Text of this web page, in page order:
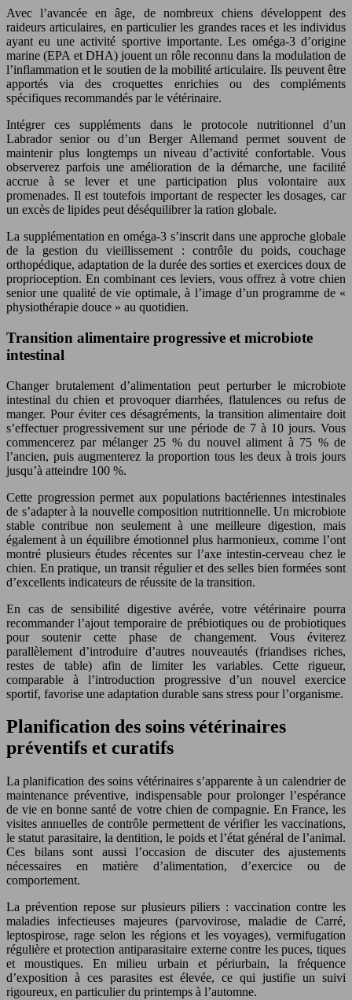
Avec l’avancée en âge, de nombreux chiens développent des
raideurs articulaires, en particulier les grandes races et les individus
ayant eu une activité sportive importante. Les oméga-3 d’origine
marine (EPA et DHA) jouent un rôle reconnu dans la modulation de
l’inflammation et le soutien de la mobilité articulaire. Ils peuvent être
apportés via des croquettes enrichies ou des compléments
spécifiques recommandés par le vétérinaire.
Intégrer ces suppléments dans le protocole nutritionnel d’un
Labrador senior ou d’un Berger Allemand permet souvent de
maintenir plus longtemps un niveau d’activité confortable. Vous
observerez parfois une amélioration de la démarche, une facilité
accrue à se lever et une participation plus volontaire aux
promenades. Il est toutefois important de respecter les dosages, car
un excès de lipides peut déséquilibrer la ration globale.
La supplémentation en oméga-3 s’inscrit dans une approche globale
de la gestion du vieillissement : contrôle du poids, couchage
orthopédique, adaptation de la durée des sorties et exercices doux de
proprioception. En combinant ces leviers, vous offrez à votre chien
senior une qualité de vie optimale, à l’image d’un programme de «
physiothérapie douce » au quotidien.
Transition alimentaire progressive et microbiote
intestinal
Changer brutalement d’alimentation peut perturber le microbiote
intestinal du chien et provoquer diarrhées, flatulences ou refus de
manger. Pour éviter ces désagréments, la transition alimentaire doit
s’effectuer progressivement sur une période de 7 à 10 jours. Vous
commencerez par mélanger 25 % du nouvel aliment à 75 % de
l’ancien, puis augmenterez la proportion tous les deux à trois jours
jusqu’à atteindre 100 %.
Cette progression permet aux populations bactériennes intestinales
de s’adapter à la nouvelle composition nutritionnelle. Un microbiote
stable contribue non seulement à une meilleure digestion, mais
également à un équilibre émotionnel plus harmonieux, comme l’ont
montré plusieurs études récentes sur l’axe intestin-cerveau chez le
chien. En pratique, un transit régulier et des selles bien formées sont
d’excellents indicateurs de réussite de la transition.
En cas de sensibilité digestive avérée, votre vétérinaire pourra
recommander l’ajout temporaire de prébiotiques ou de probiotiques
pour soutenir cette phase de changement. Vous éviterez
parallèlement d’introduire d’autres nouveautés (friandises riches,
restes de table) afin de limiter les variables. Cette rigueur,
comparable à l’introduction progressive d’un nouvel exercice
sportif, favorise une adaptation durable sans stress pour l’organisme.
Planification des soins vétérinaires
préventifs et curatifs
La planification des soins vétérinaires s’apparente à un calendrier de
maintenance préventive, indispensable pour prolonger l’espérance
de vie en bonne santé de votre chien de compagnie. En France, les
visites annuelles de contrôle permettent de vérifier les vaccinations,
le statut parasitaire, la dentition, le poids et l’état général de l’animal.
Ces bilans sont aussi l’occasion de discuter des ajustements
nécessaires en matière d’alimentation, d’exercice ou de
comportement.
La prévention repose sur plusieurs piliers : vaccination contre les
maladies infectieuses majeures (parvovirose, maladie de Carré,
leptospirose, rage selon les régions et les voyages), vermifugation
régulière et protection antiparasitaire externe contre les puces, tiques
et moustiques. En milieu urbain et périurbain, la fréquence
d’exposition à ces parasites est élevée, ce qui justifie un suivi
rigoureux, en particulier du printemps à l’automne.